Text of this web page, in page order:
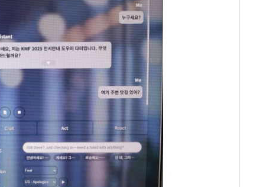
인천서 말다툼 중 어머니 흉기 살해 10
'화합' 꺼낸 김민석에 '뻔뻔' 받아친 정
李대통령, ISA 개편 재검토 지시…與